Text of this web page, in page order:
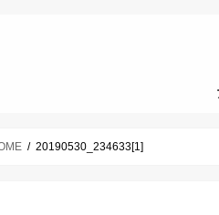
20190530_234633[1]